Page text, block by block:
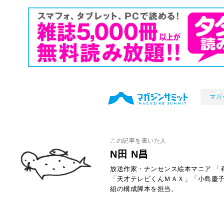
マガ
この記事を書いた人
N田 N昌
放送作家・ナンセンス絵本マニア 「
「天才テレビくんＭＡＸ」「小島
組の構成脚本を担当。